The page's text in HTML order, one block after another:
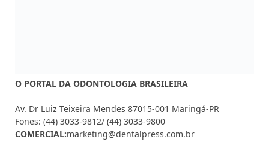
O PORTAL DA ODONTOLOGIA BRASILEIRA
Av. Dr Luiz Teixeira Mendes 87015-001 Maringá-PR
Fones: (44) 3033-9812/ (44) 3033-9800
COMERCIAL:marketing@dentalpress.com.br